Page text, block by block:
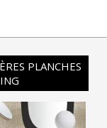
PLANCHES